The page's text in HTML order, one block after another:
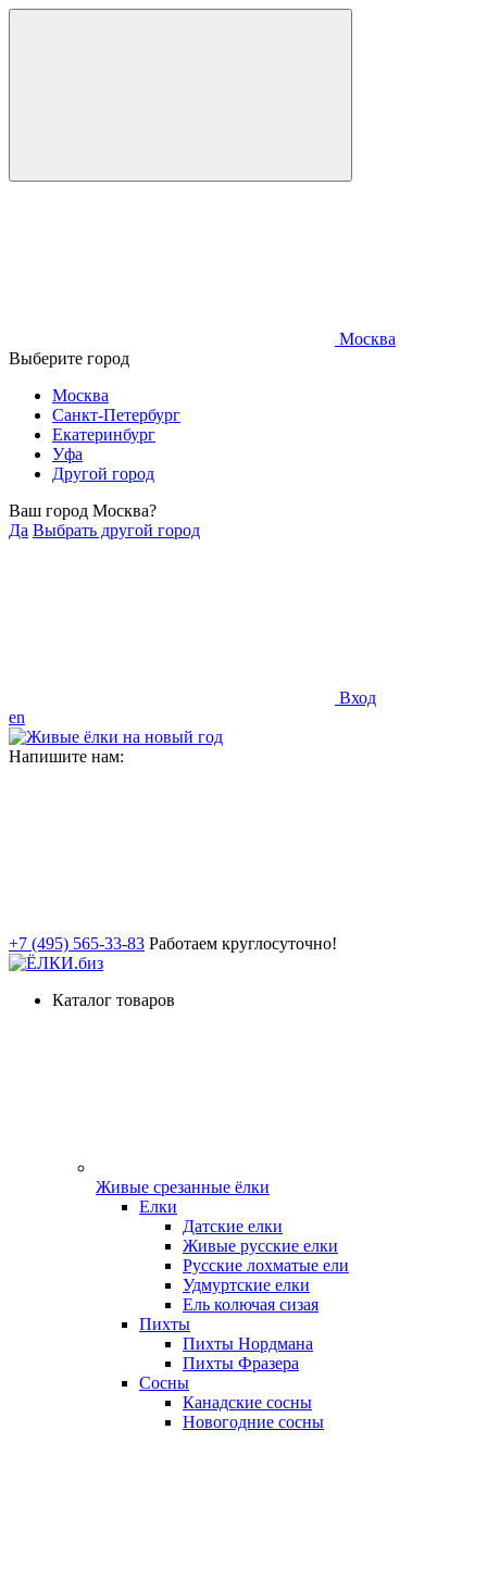
Москва
Выберите город
Москва
Санкт-Петербург
Екатеринбург
Уфа
Другой город
Ваш город Москва?
Да Выбрать другой город
Вход
en
Напишите нам:
+7 (495) 565-33-83 Работаем круглосуточно!
Каталог товаров
Живые срезанные ёлки
Елки
Датские елки
Живые русские елки
Русские лохматые ели
Удмуртские елки
Ель колючая сизая
Пихты
Пихты Нордмана
Пихты Фразера
Сосны
Канадские сосны
Новогодние сосны